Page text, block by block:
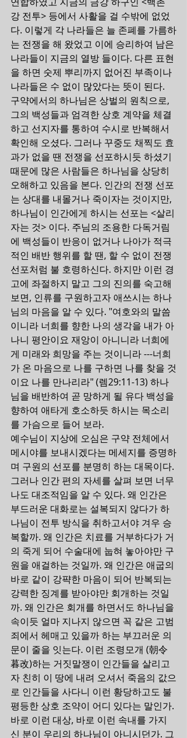
강 전투> 등에서 사활을 걸 수밖에 없었
다. 이렇게 각 나라들은 늘 존폐를 가름하
는 전쟁을 해 왔었고 이에 승리하여 남은
나라들이 지금의 열방 들이다. 다른 표현
을 하면 숫제 뿌리까지 없어진 부족이나
나라들은 수 없이 많았다는 뜻이 된다.
구약에서의 하나님은 상벌의 원칙으로,
그의 백성들과 엄격한 상호 계약을 체결
하고 선지자를 통하여 수시로 반복해서
확인해 오셨다. 그러나 꾸중도 채찍도 효
과가 없을 땐 전쟁을 선포하시듯 하셨기
때문에 많은 사람들은 하나님을 상당히
오해하고 있음을 본다. 인간의 전쟁 선포
는 상대를 내몰거나 죽이자는 것이지만,
하나님이 인간에게 하시는 선포는 <살리
자는 것> 이다. 주님의 조용한 다독거림
에 백성들이 반응이 없거나 나아가 적극
적인 배반 행위를 할 땐, 할 수 없이 전쟁
선포처럼 불 호령하신다. 하지만 이런 경
고에 좌절하지 말고 그의 진의를 숙고해
보면, 인류를 구원하고자 애쓰시는 하나
님의 마음을 알 수 있다. "여호와의 말씀
이니라 너희를 향한 나의 생각을 내가 아
나니 평안이요 재앙이 아니니라 너희에
게 미래와 희망을 주는 것이니라 ---너희
가 온 마음으로 나를 구하면 나를 찾을 것
이요 나를 만나리라" (렘29:11-13) 하나
님을 배반하여 곧 망하게 될 유다 백성을
향하여 애타게 호소하듯 하시는 목소리
를 가슴으로 들어 보라.
예수님이 지상에 오심은 구약 전체에서
메시야를 보내시겠다는 메세지를 증명하
며 구원의 선포를 분명히 하는 대목이다.
그러나 인간 편의 자세를 살펴 보면 너무
나도 대조적임을 알 수 있다. 왜 인간은
부드러운 대화로는 설복되지 않다가 하
나님이 전투 방식을 취하고서야 겨우 승
복할까. 왜 인간은 치료를 거부하다가 거
의 죽게 되어 수술대에 눕혀 놓아야만 구
원을 애걸하는 것일까. 왜 인간은 애굽의
바로 같이 강퍅한 마음이 되어 반복되는
강력한 징계를 받아야만 회개하는 것일
까. 왜 인간은 회개를 하면서도 하나님을
속이듯 얼마 지나지 않으면 꼭 같은 고범
죄에서 헤매고 있을까 하는 부끄러운 의
문이 줄을 잇는다. 이런 조령모개 (朝令
暮改)하는 거짓말쟁이 인간들을 살리고
자 친히 이 땅에 내려 오셔서 죽음의 값으
로 인간들을 사다니 이런 황당하고도 불
평등한 상호 조약이 어디 있다는 말인가.
바로 이런 대상, 바로 이런 속내를 가지
신 분이 우리의 하나님이 아니시던가. 그